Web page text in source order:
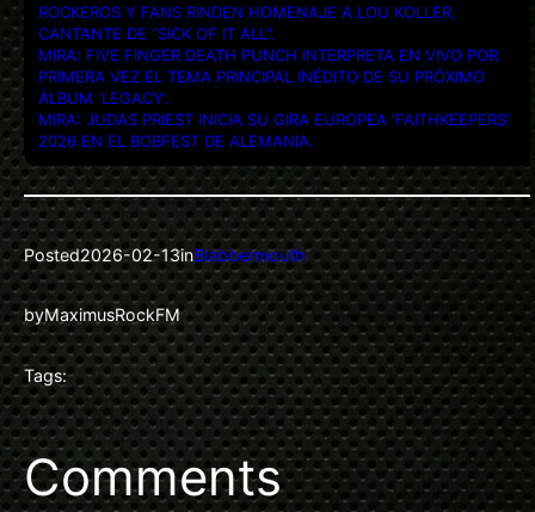
ROCKEROS Y FANS RINDEN HOMENAJE A LOU KOLLER,
CANTANTE DE “SICK OF IT ALL”.
MIRA: FIVE FINGER DEATH PUNCH INTERPRETA EN VIVO POR
PRIMERA VEZ EL TEMA PRINCIPAL INÉDITO DE SU PRÓXIMO
ÁLBUM ‘LEGACY’.
MIRA: JUDAS PRIEST INICIA SU GIRA EUROPEA ‘FAITHKEEPERS’
2026 EN EL BOBFEST DE ALEMANIA.
Posted2026-02-13inBlabbermouth
byMaximusRockFM
Tags:
Comments